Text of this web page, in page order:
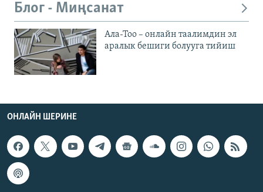
Блог - Миңсанат
Ала-Тоо – онлайн таалимдин эл
аралык бешиги болууга тийиш
ОНЛАЙН ШЕРИНЕ